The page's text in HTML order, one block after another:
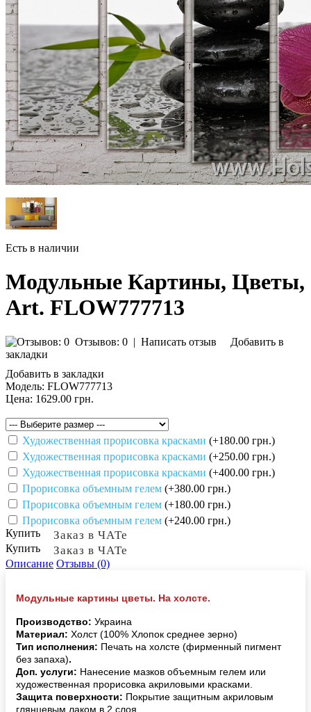
Есть в наличии
Модульные Картины, Цветы,
Art. FLOW777713
Отзывов: 0 | Написать отзыв
Добавить в
закладки
Добавить в закладки
Модель: FLOW777713
Цена: 1629.00 грн.
Художественная прорисовка красками (+180.00 грн.)
Художественная прорисовка красками (+250.00 грн.)
Художественная прорисовка красками (+400.00 грн.)
Прорисовка объемным гелем (+380.00 грн.)
Прорисовка объемным гелем (+180.00 грн.)
Прорисовка объемным гелем (+240.00 грн.)
Купить
Заказ в ЧАТе
Купить Заказ в ЧАТе
Описание Отзывы (0)
Модульные картины цветы. На холсте.
Производство: Украина
Материал: Холст (100% Хлопок среднее зерно)
Тип исполнения: Печать на холсте (фирменный пигмент
без запаха).
Доп. услуги: Нанесение мазков объемным гелем или
художественная прорисовка акриловыми красками.
Защита поверхности: Покрытие защитным акриловым
глянцевым лаком в 2 слоя.